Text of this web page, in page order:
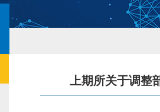
上期所关于调整